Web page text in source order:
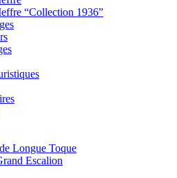
“Collection 1936”
Longue Toque
Escalion